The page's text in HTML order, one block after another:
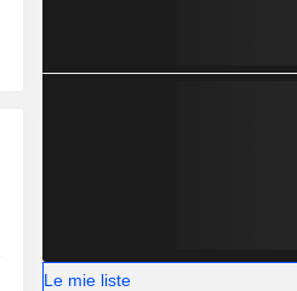
Le mie liste